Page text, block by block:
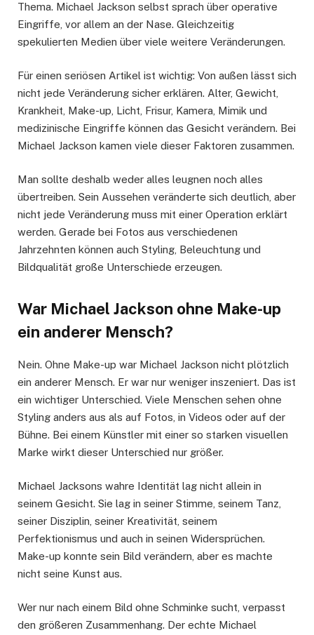
Thema. Michael Jackson selbst sprach über operative
Eingriffe, vor allem an der Nase. Gleichzeitig
spekulierten Medien über viele weitere Veränderungen.
Für einen seriösen Artikel ist wichtig: Von außen lässt sich
nicht jede Veränderung sicher erklären. Alter, Gewicht,
Krankheit, Make-up, Licht, Frisur, Kamera, Mimik und
medizinische Eingriffe können das Gesicht verändern. Bei
Michael Jackson kamen viele dieser Faktoren zusammen.
Man sollte deshalb weder alles leugnen noch alles
übertreiben. Sein Aussehen veränderte sich deutlich, aber
nicht jede Veränderung muss mit einer Operation erklärt
werden. Gerade bei Fotos aus verschiedenen
Jahrzehnten können auch Styling, Beleuchtung und
Bildqualität große Unterschiede erzeugen.
War Michael Jackson ohne Make-up
ein anderer Mensch?
Nein. Ohne Make-up war Michael Jackson nicht plötzlich
ein anderer Mensch. Er war nur weniger inszeniert. Das ist
ein wichtiger Unterschied. Viele Menschen sehen ohne
Styling anders aus als auf Fotos, in Videos oder auf der
Bühne. Bei einem Künstler mit einer so starken visuellen
Marke wirkt dieser Unterschied nur größer.
Michael Jacksons wahre Identität lag nicht allein in
seinem Gesicht. Sie lag in seiner Stimme, seinem Tanz,
seiner Disziplin, seiner Kreativität, seinem
Perfektionismus und auch in seinen Widersprüchen.
Make-up konnte sein Bild verändern, aber es machte
nicht seine Kunst aus.
Wer nur nach einem Bild ohne Schminke sucht, verpasst
den größeren Zusammenhang. Der echte Michael